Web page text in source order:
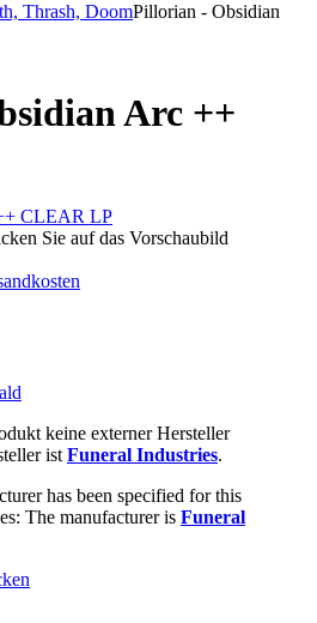
Thrash, DoomPillorian - Obsidian
Arc ++
Sie auf das Vorschaubild
keine externer Hersteller
ist Funeral Industries.
has been specified for this
The manufacturer is Funeral